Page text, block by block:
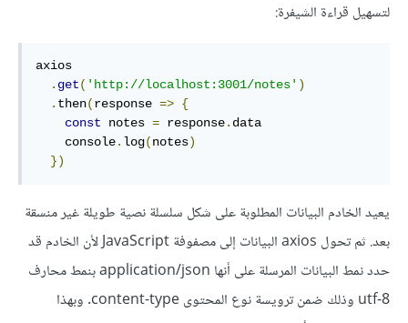
لتسهيل قراءة الشيفرة:
axios
. get( 'http://localhost:3001/notes' )
. then(response => {
const notes = response. data
    console
. log(notes)
})
يعيد الخادم البيانات المطلوبة على شكل سلسلة نصية طويلة غير منسقة
بعد. ثم تحول axios البيانات إلى مصفوفة JavaScript لأن الخادم قد
حدد نمط البيانات المرسلة على أنها application/json بنمط محارف
utf-8 وذلك ضمن ترويسة نوع المحتوى content-type. وبهذا